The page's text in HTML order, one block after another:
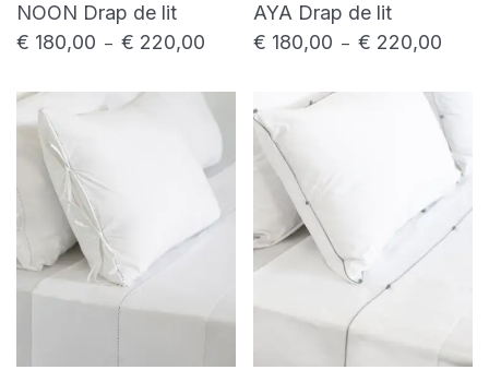
NOON Drap de lit
€ 180,00 – € 220,00 Plage de prix : € 180,00 à € 220,00
AYA Drap de lit
€ 180,00 – € 220,00